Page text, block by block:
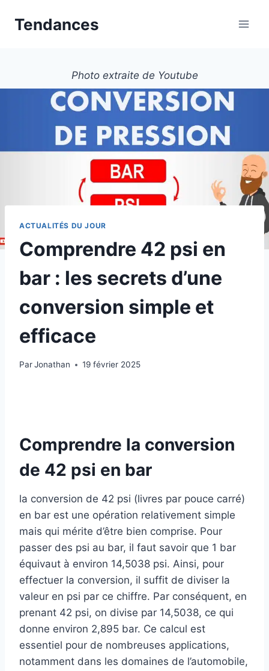
Tendances
Photo extraite de Youtube
ACTUALITÉS DU JOUR
Comprendre 42 psi en
bar : les secrets d’une
conversion simple et
efficace
ParJonathan 19 février 2025
Comprendre la conversion
de 42 psi en bar
la conversion de 42 psi (livres par pouce carré)
en bar est une opération relativement simple
mais qui mérite d’être bien comprise. Pour
passer des psi au bar, il faut savoir que 1 bar
équivaut à environ 14,5038 psi. Ainsi, pour
effectuer la conversion, il suffit de diviser la
valeur en psi par ce chiffre. Par conséquent, en
prenant 42 psi, on divise par 14,5038, ce qui
donne environ 2,895 bar. Ce calcul est
essentiel pour de nombreuses applications,
notamment dans les domaines de l’automobile,